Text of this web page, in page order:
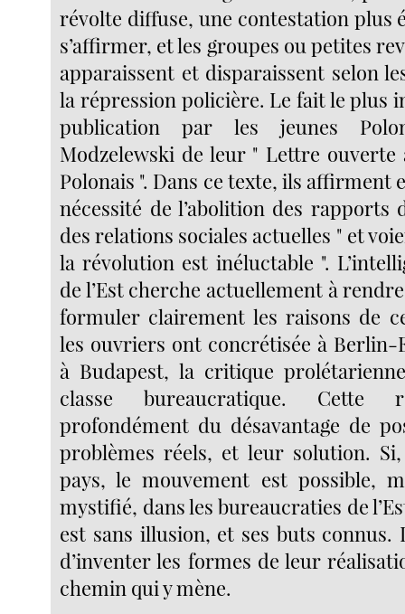
révolte diffuse, une contestation plus
s’affirmer, et les groupes ou petites
apparaissent et disparaissent selon
la répression policière. Le fait le plus
publication par les jeunes
Modzelewski de leur " Lettre
Polonais ". Dans ce texte, ils affirment
nécessité de l’abolition des
des relations sociales actuelles " et
la révolution est inéluctable ".
de l’Est cherche actuellement à
formuler clairement les raisons de
les ouvriers ont concrétisée à Berlin-
à Budapest, la critique
classe bureaucratique. Cette
profondément du désavantage de
problèmes réels, et leur solution.
pays, le mouvement est possible,
mystifié, dans les bureaucraties de
est sans illusion, et ses buts connus.
d’inventer les formes de leur
chemin qui y mène.